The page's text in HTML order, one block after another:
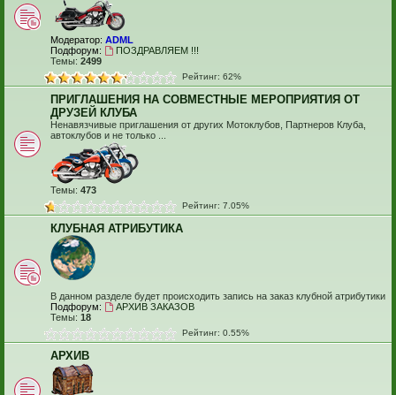
Модератор: ADML
Подфорум:
ПОЗДРАВЛЯЕМ !!!
Темы: 2499
Рейтинг: 62%
ПРИГЛАШЕНИЯ НА СОВМЕСТНЫЕ МЕРОПРИЯТИЯ ОТ
ДРУЗЕЙ КЛУБА
Ненавязчивые приглашения от других Мотоклубов, Партнеров Клуба,
автоклубов и не только ...
Темы: 473
Рейтинг: 7.05%
КЛУБНАЯ АТРИБУТИКА
В данном разделе будет происходить запись на заказ клубной атрибутики
Подфорум:
АРХИВ ЗАКАЗОВ
Темы: 18
Рейтинг: 0.55%
АРХИВ